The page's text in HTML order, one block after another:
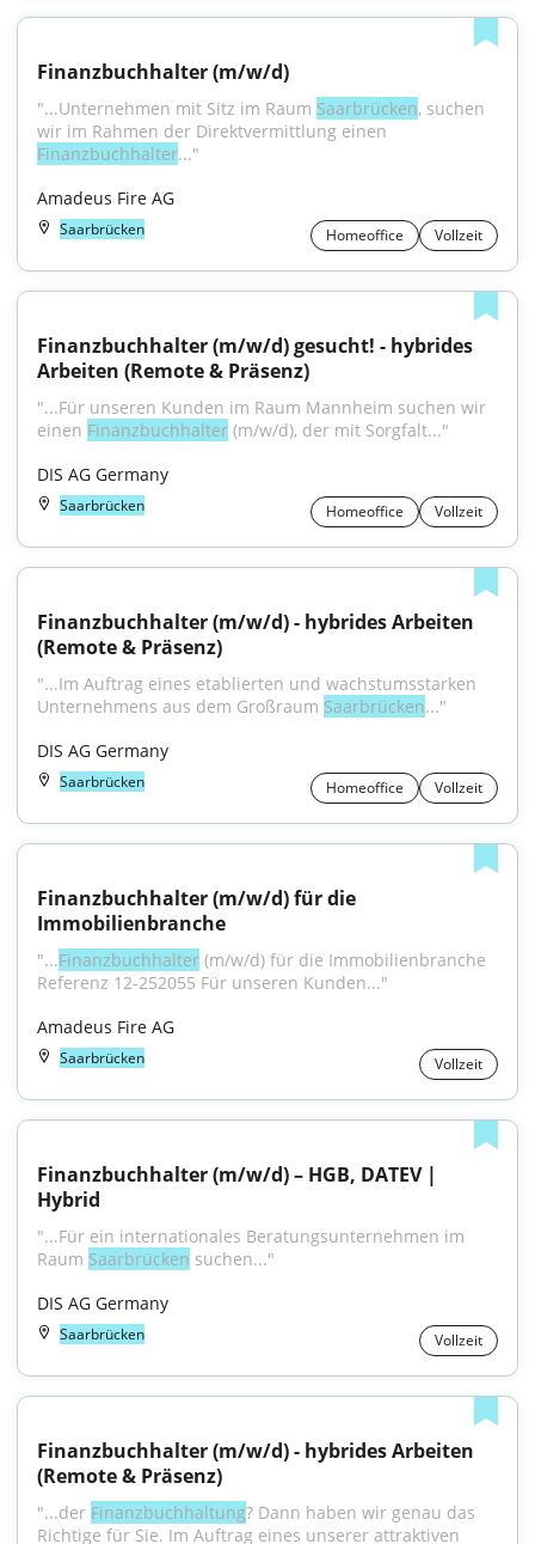
Finanzbuchhalter (m/w/d)
"...Unternehmen mit Sitz im Raum Saarbrücken, suchen
Finanzbuchhalter..."
Amadeus Fire AG
Saarbrücken Homeoffice Vollzeit
Finanzbuchhalter (m/w/d) gesucht! - hybrides
Arbeiten (Remote & Präsenz)
"...Für unseren Kunden im Raum Mannheim suchen wir
einen Finanzbuchhalter (m/w/d), der mit Sorgfalt..."
DIS AG Germany
Saarbrücken Homeoffice Vollzeit
Finanzbuchhalter (m/w/d) - hybrides Arbeiten
(Remote & Präsenz)
"...Im Auftrag eines etablierten und wachstumsstarken
Unternehmens aus dem Großraum Saarbrücken..."
DIS AG Germany
Saarbrücken Homeoffice Vollzeit
Finanzbuchhalter (m/w/d) für die
Immobilienbranche
"...Finanzbuchhalter (m/w/d) für die Immobilienbranche
Referenz 12-252055 Für unseren Kunden..."
Amadeus Fire AG
Saarbrücken Vollzeit
Finanzbuchhalter (m/w/d) – HGB, DATEV |
Hybrid
"...Für ein internationales Beratungsunternehmen im
Raum Saarbrücken suchen..."
DIS AG Germany
Saarbrücken Vollzeit
Finanzbuchhalter (m/w/d) - hybrides Arbeiten
(Remote & Präsenz)
"...der Finanzbuchhaltung? Dann haben wir genau das
Richtige für Sie. Im Auftrag eines unserer attraktiven